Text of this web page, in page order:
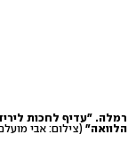
רמלה. "עדיף לחכות
הלוואה" (צילום: אבי